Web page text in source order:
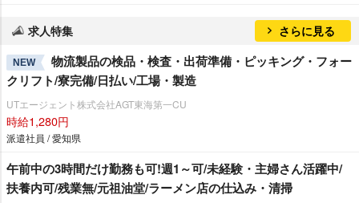
求人特集 さらに見る
NEW
物流製品の検品・検査・出荷準備・ピッキング・フォー
クリフト/寮完備/日払い/工場・製造
UTエージェント株式会社AGT東海第一CU
時給1,280円
派遣社員 / 愛知県
午前中の3時間だけ勤務も可!週1～可/未経験・主婦さん活躍中/
扶養内可/残業無/元祖油堂/ラーメン店の仕込み・清掃